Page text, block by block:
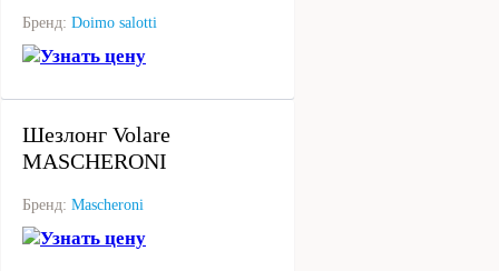
Бренд: Doimo salotti
Узнать цену
Шезлонг Volare
MASCHERONI
Бренд: Mascheroni
Узнать цену